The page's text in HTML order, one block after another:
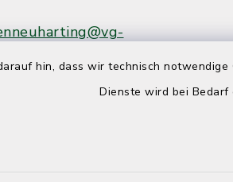
hin, dass wir technisch
Dienste wird bei